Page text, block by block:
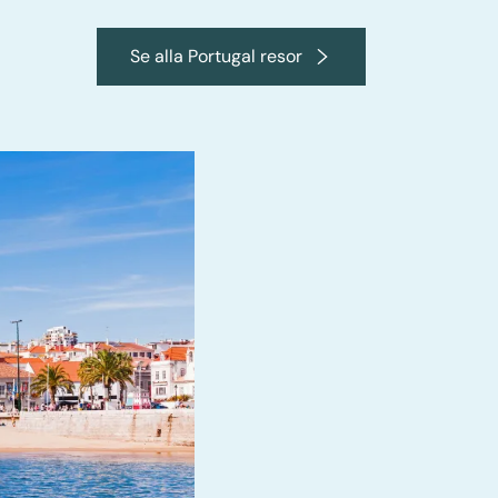
Se alla Portugal resor